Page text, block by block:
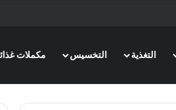
التغذية التخسيس مكملات